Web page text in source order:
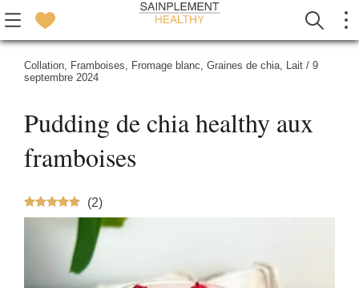
Collation, Framboises, Fromage blanc, Graines de chia, Lait / 9
septembre 2024
Pudding de chia healthy aux
framboises
(2)